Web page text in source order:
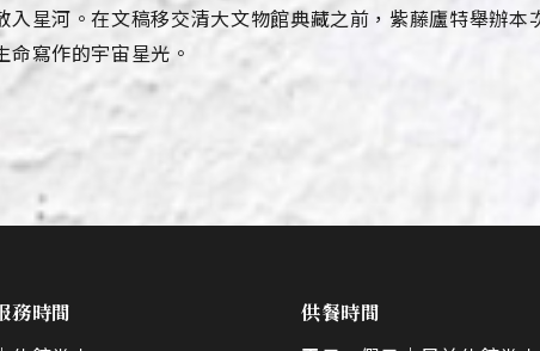
入星河。在文稿移交清大文物館典藏之前，紫藤廬特舉辦
命寫作的宇宙星光。
務時間 供餐時間